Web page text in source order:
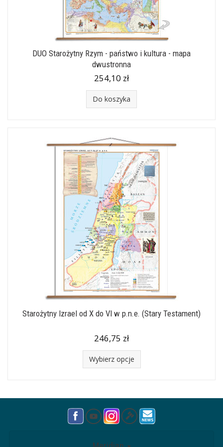
DUO Starożytny Rzym - państwo i kultura - mapa
dwustronna
254,10 zł
Do koszyka
Starożytny Izrael od X do VI w p.n.e. (Stary Testament)
246,75 zł
Wybierz opcje